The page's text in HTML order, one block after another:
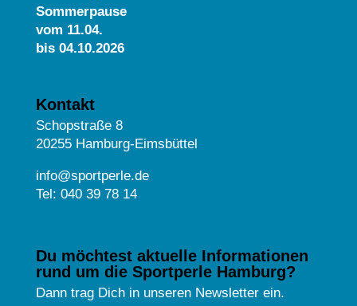
Sommerpause
vom 11.04.
bis 04.10.2026
Kontakt
Schopstraße 8
20255 Hamburg-Eimsbüttel
info@sportperle.de
Tel: 040 39 78 14
Du möchtest aktuelle Informationen
rund um die Sportperle Hamburg?
Dann trag Dich in unseren Newsletter ein.